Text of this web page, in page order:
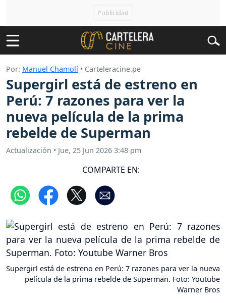
Por: Manuel Chamolí • Carteleracine.pe
Supergirl está de estreno en
Perú: 7 razones para ver la
nueva película de la prima
rebelde de Superman
Actualización • Jue, 25 Jun 2026 3:48 pm
COMPARTE EN:
Supergirl está de estreno en Perú: 7 razones para ver la nueva
película de la prima rebelde de Superman. Foto: Youtube
Warner Bros